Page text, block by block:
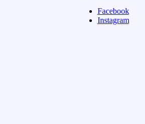
Facebook
Instagram